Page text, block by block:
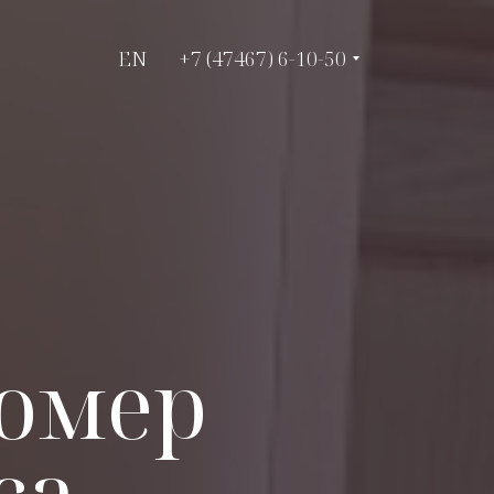
+7 (47467) 6-10-50
EN +7 (47467) 6-10-50
EN